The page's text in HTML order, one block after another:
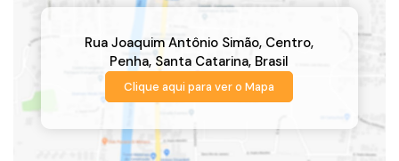
Rua Joaquim Antônio Simão, Centro,
Penha,Santa Catarina, Brasil
Clique aqui para ver o Mapa